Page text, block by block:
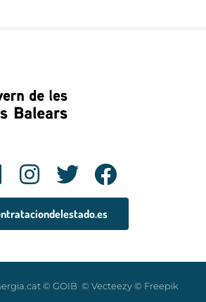
© GOIB © Vecteezy © Freepik